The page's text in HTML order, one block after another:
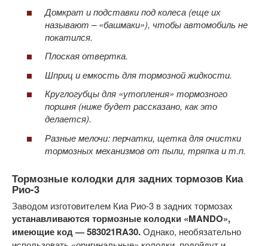
Домкрат и подставки под колеса (еще их
называют – «башмаки»), чтобы автомобиль не
покатился.
Плоская отвертка.
Шприц и емкость для тормозной жидкости.
Круглогубцы для «утопления» тормозного
поршня (ниже будет рассказано, как это
делается).
Разные мелочи: перчатки, щетка для очистки
тормозных механизмов от пыли, тряпка и т.п.
Тормозные колодки для задних тормозов Киа
Рио-3
Заводом изготовителем Киа Рио-3 в задних тормозах
устанавливаются тормозные колодки «MANDO»,
имеющие код — 583021RA30.Однако, необязательно